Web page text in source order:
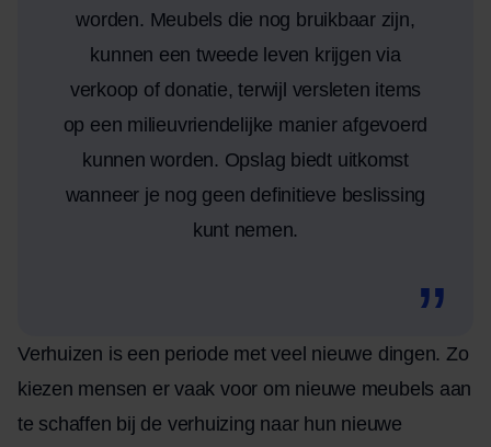
worden. Meubels die nog bruikbaar zijn,
kunnen een tweede leven krijgen via
verkoop of donatie, terwijl versleten items
op een milieuvriendelijke manier afgevoerd
kunnen worden. Opslag biedt uitkomst
wanneer je nog geen definitieve beslissing
kunt nemen.
Verhuizen is een periode met veel nieuwe dingen. Zo
kiezen mensen er vaak voor om nieuwe meubels aan
te schaffen bij de verhuizing naar hun nieuwe